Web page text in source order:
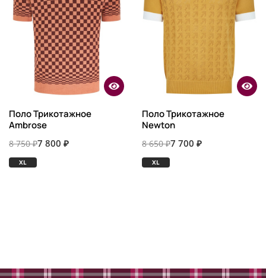
Поло Трикотажное
Ambrose
8 750 ₽7 800 ₽
XL
Поло Трикотажное
Newton
8 650 ₽7 700 ₽
XL